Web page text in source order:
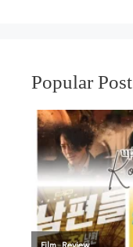
Popular Post